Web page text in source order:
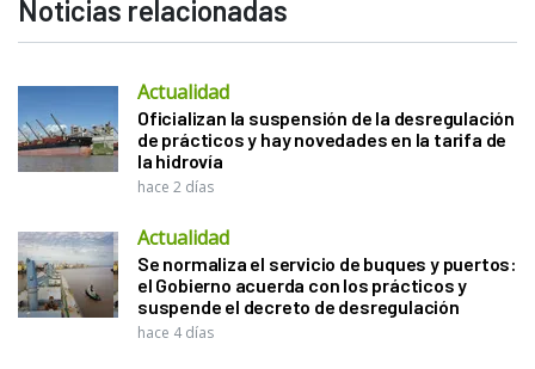
Noticias relacionadas
Actualidad
Oficializan la suspensión de la desregulación
de prácticos y hay novedades en la tarifa de
la hidrovía
hace 2 días
Actualidad
Se normaliza el servicio de buques y puertos:
el Gobierno acuerda con los prácticos y
suspende el decreto de desregulación
hace 4 días